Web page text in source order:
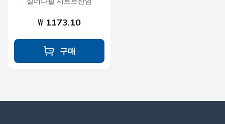
실데나필 시트르산염
₩ 1173.10
구매